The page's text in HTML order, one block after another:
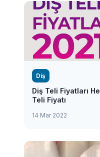
Diş
Diş Teli Fiyatları
Teli Fiyatı
14 Mar 2022